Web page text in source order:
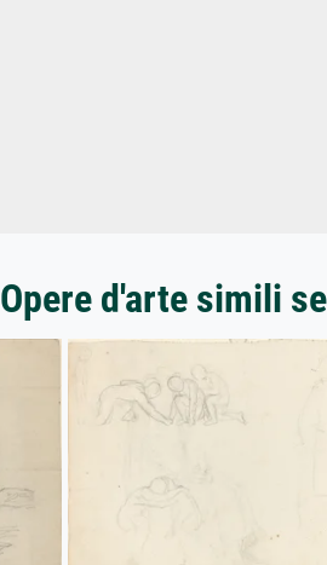
Opere d'arte simili